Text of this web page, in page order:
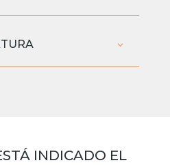
INDICADO EL